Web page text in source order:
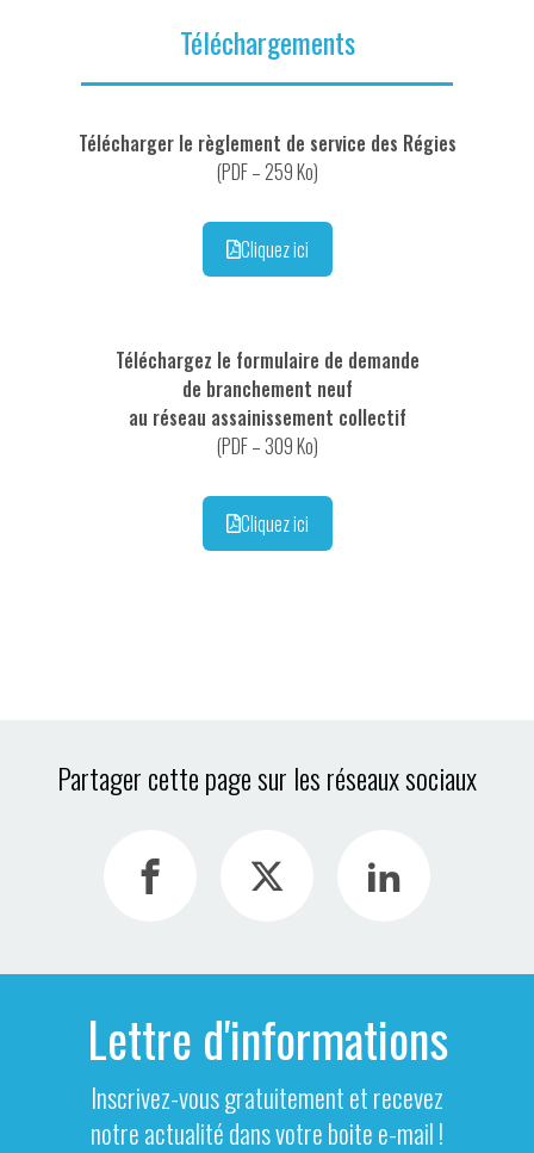
Téléchargements
Télécharger le règlement de service des Régies
(PDF – 259 Ko)
Cliquez ici
Téléchargez le formulaire de demande
de branchement neuf
au réseau assainissement collectif
(PDF – 309 Ko)
Cliquez ici
Partager cette page sur les réseaux sociaux
Lettre d'informations
Inscrivez-vous gratuitement et recevez
notre actualité dans votre boite e-mail !